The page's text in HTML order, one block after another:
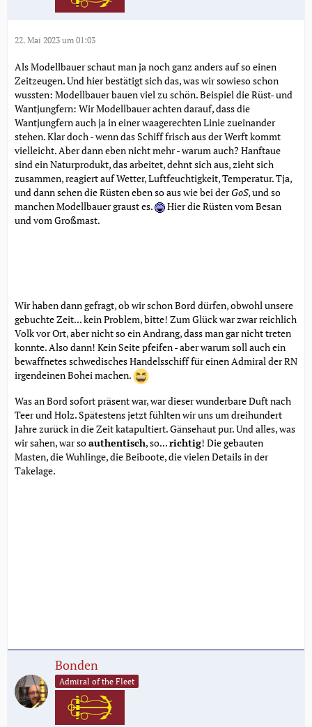
22. Mai 2023 um 01:03
Als Modellbauer schaut man ja noch ganz anders auf so einen
Zeitzeugen. Und hier bestätigt sich das, was wir sowieso schon
wussten: Modellbauer bauen viel zu schön. Beispiel die Rüst- und
Wantjungfern: Wir Modellbauer achten darauf, dass die
Wantjungfern auch ja in einer waagerechten Linie zueinander
stehen. Klar doch - wenn das Schiff frisch aus der Werft kommt
vielleicht. Aber dann eben nicht mehr - warum auch? Hanftaue
sind ein Naturprodukt, das arbeitet, dehnt sich aus, zieht sich
zusammen, reagiert auf Wetter, Luftfeuchtigkeit, Temperatur. Tja,
und dann sehen die Rüsten eben so aus wie bei derGoS, und so
manchen Modellbauer graust es.
Hier die Rüsten vom Besan
und vom Großmast.
Wir haben dann gefragt, ob wir schon Bord dürfen, obwohl unsere
gebuchte Zeit... kein Problem, bitte! Zum Glück war zwar reichlich
Volk vor Ort, aber nicht so ein Andrang, dass man gar nicht treten
konnte. Also dann! Kein Seite pfeifen - aber warum soll auch ein
bewaffnetes schwedisches Handelsschiff für einen Admiral der RN
irgendeinen Bohei machen.
Was an Bord sofort präsent war, war dieser wunderbare Duft nach
Teer und Holz. Spätestens jetzt fühlten wir uns um dreihundert
Jahre zurück in die Zeit katapultiert. Gänsehaut pur. Und alles, was
wir sahen, war soauthentisch, so...richtig! Die gebauten
Masten, die Wuhlinge, die Beiboote, die vielen Details in der
Takelage.
Bonden
Admiral of the Fleet